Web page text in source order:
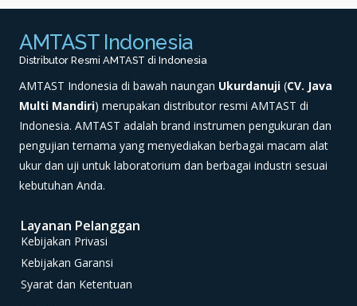
AMTAST Indonesia
Distributor Resmi AMTAST di Indonesia
AMTAST Indonesia di bawah naungan Ukurdanuji (CV. Java
Multi Mandiri) merupakan distributor resmi AMTAST di
Indonesia. AMTAST adalah brand instrumen pengukuran dan
pengujian ternama yang menyediakan berbagai macam alat
ukur dan uji untuk laboratorium dan berbagai industri sesuai
kebutuhan Anda.
Layanan Pelanggan
Kebijakan Privasi
Kebijakan Garansi
Syarat dan Ketentuan